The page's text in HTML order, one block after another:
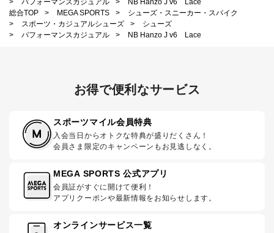
総合TOP
> MEGA SPORTS >
シューズ・スニーカー・スパイク
>
スポーツ・カジュアルシューズ >
シューズ
>
パフォーマンスカジュアル > NB Hanzo J v6 Lace
お得で便利なサービス
スポーツマイル会員特典
入会当日からオトクな特典が盛りだくさん！
会員さま限定のキャンペーンもお見逃しなく。
MEGA SPORTS 公式アプリ
会員証がすぐに開けて便利！
アプリクーポンや最新情報をお知らせします。
オンラインサービス一覧